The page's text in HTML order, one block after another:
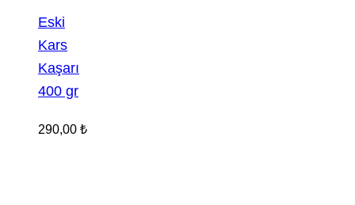
Eski
Kars
Kaşarı
400 gr
290,00 ₺